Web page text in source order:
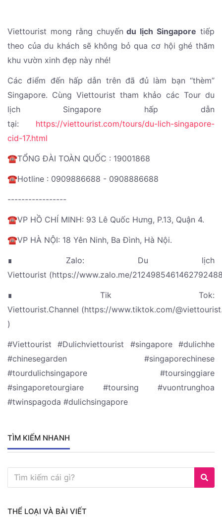
Viettourist mong rằng chuyến du lịch Singapore tiếp
theo của du khách sẽ không bỏ qua cơ hội ghé thăm
khu vườn xinh đẹp này nhé!
Các điểm đến hấp dẫn trên đã đủ làm bạn “thèm”
Singapore. Cùng Viettourist tham khảo các Tour du
lịch Singapore hấp dẫn
tại: https://viettourist.com/tours/du-lich-singapore-
cid-17.html
☎️TỔNG ĐÀI TOÀN QUỐC : 19001868
☎️Hotline : 0909886688 - 0908886688
-----------------
☎️VP HỒ CHÍ MINH: 93 Lê Quốc Hưng, P.13, Quận 4.
☎️VP HÀ NỘI: 18 Yên Ninh, Ba Đình, Hà Nội.
∎ Zalo: Du lịch
Viettourist (https://www.zalo.me/
∎ Tik Tok:
Viettourist.Channel (https://www.tiktok.com/
)
#Viettourist #Dulichviettourist #singapore #dulichhe
#chinesegarden #singaporechinese
#tourdulichsingapore #toursinggiare
#singaporetourgiare #toursing #vuontrunghoa
#twinspagoda #dulichsingapore
TÌM KIẾM NHANH
THỂ LOẠI VÀ BÀI VIẾT